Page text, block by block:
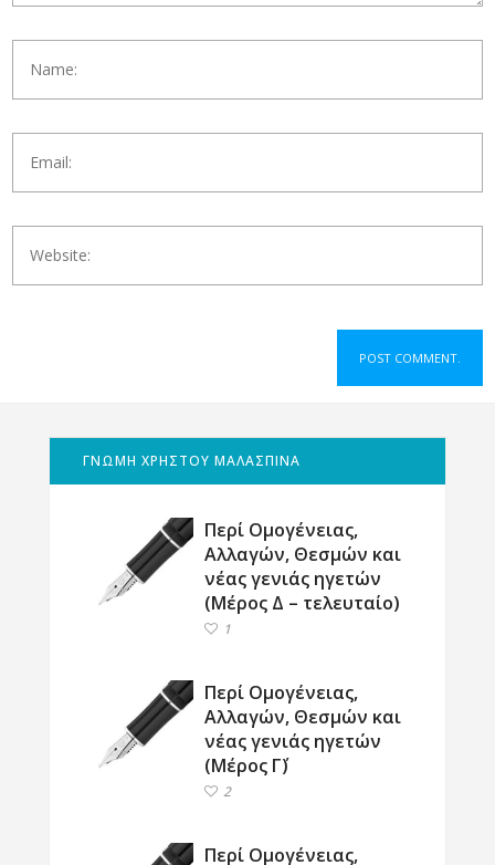
ΓΝΩΜΗ ΧΡΗΣΤΟΥ ΜΑΛΑΣΠΙΝΑ
Περί Ομογένειας,
Αλλαγών, Θεσμών και
νέας γενιάς ηγετών
(Μέρος Δ – τελευταίο)
1
Περί Ομογένειας,
Αλλαγών, Θεσμών και
νέας γενιάς ηγετών
(Μέρος Γ΄)
2
Περί Ομογένειας,